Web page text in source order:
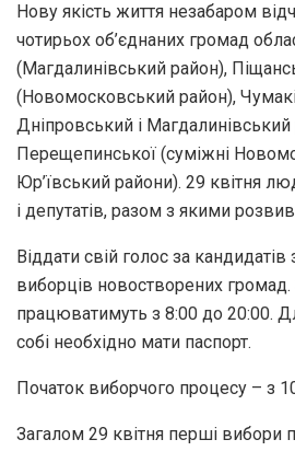
Нову якість життя незабаром
чотирьох об’єднаних громад
(Магдалинівський район),
(Новомосковський район),
Дніпровський і Магдалинівський
Перещепинської (суміжні
Юр’ївський райони). 29 квітня
і депутатів, разом з якими
Віддати свій голос за
виборців новостворених громад.
працюватимуть з 8:00 до 20:00.
собі необхідно мати паспорт.
Початок виборчого процесу – з
Загалом 29 квітня перші вибори